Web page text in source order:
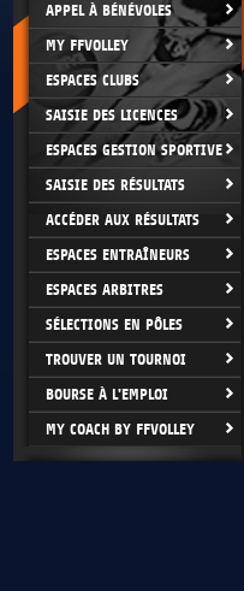
APPEL À BÉNÉVOLES
MY FFVOLLEY
ESPACES CLUBS
SAISIE DES LICENCES
ESPACES GESTION SPORTIVE
SAISIE DES RÉSULTATS
ACCÉDER AUX RÉSULTATS
ESPACES ENTRAÎNEURS
ESPACES ARBITRES
SÉLECTIONS EN PÔLES
TROUVER UN TOURNOI
BOURSE À L'EMPLOI
MY COACH BY FFVOLLEY